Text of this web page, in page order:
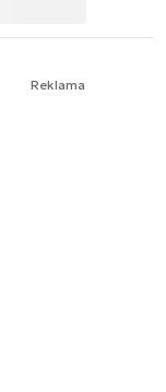
Reklama